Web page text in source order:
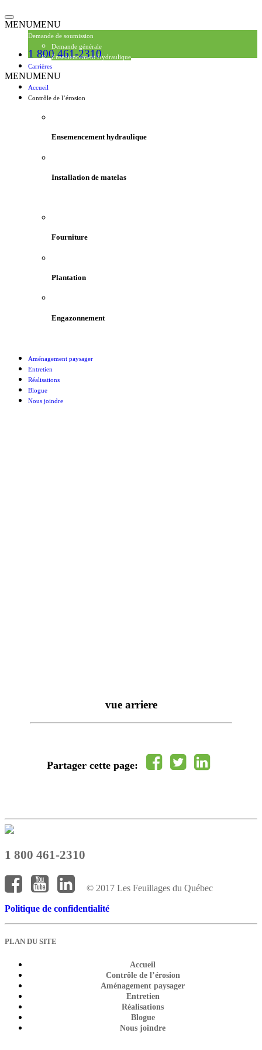
Toggle
navigation
MENUMENU
Demande de soumission
Demande générale
Ensemencement Hydraulique
1 800 461-2310
Carrières
MENUMENU
Accueil
Contrôle de l’érosion
Ensemencement hydraulique
Installation de matelas
Fourniture
Plantation
Engazonnement
Aménagement paysager
Entretien
Réalisations
Blogue
Nous joindre
vue arriere
Partager cette page:
1 800 461-2310
© 2017 Les Feuillages du Québec
Politique de confidentialité
PLAN DU SITE
Accueil
Contrôle de l’érosion
Aménagement paysager
Entretien
Réalisations
Blogue
Nous joindre